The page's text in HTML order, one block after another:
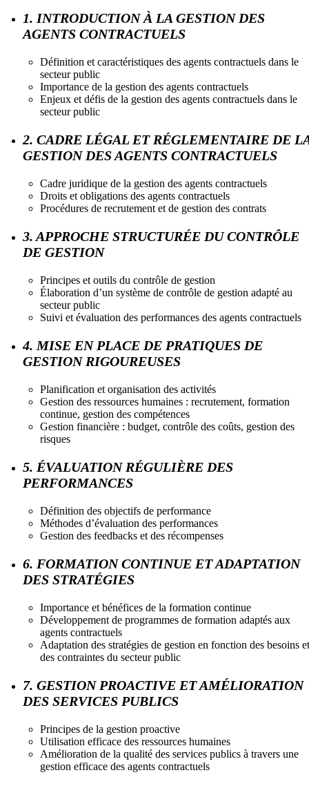
1. INTRODUCTION À LA GESTION DES
AGENTS CONTRACTUELS
Définition et caractéristiques des agents contractuels dans le
secteur public
Importance de la gestion des agents contractuels
Enjeux et défis de la gestion des agents contractuels dans le
secteur public
2. CADRE LÉGAL ET RÉGLEMENTAIRE DE
GESTION DES AGENTS CONTRACTUELS
Cadre juridique de la gestion des agents contractuels
Droits et obligations des agents contractuels
Procédures de recrutement et de gestion des contrats
3. APPROCHE STRUCTURÉE DU CONTRÔLE
DE GESTION
Principes et outils du contrôle de gestion
Élaboration d’un système de contrôle de gestion adapté au
secteur public
Suivi et évaluation des performances des agents contractuels
4. MISE EN PLACE DE PRATIQUES DE
GESTION RIGOUREUSES
Planification et organisation des activités
Gestion des ressources humaines : recrutement, formation
continue, gestion des compétences
Gestion financière : budget, contrôle des coûts, gestion des
risques
5. ÉVALUATION RÉGULIÈRE DES
PERFORMANCES
Définition des objectifs de performance
Méthodes d’évaluation des performances
Gestion des feedbacks et des récompenses
6. FORMATION CONTINUE ET ADAPTATION
DES STRATÉGIES
Importance et bénéfices de la formation continue
Développement de programmes de formation adaptés aux
agents contractuels
Adaptation des stratégies de gestion en fonction des besoins et
des contraintes du secteur public
7. GESTION PROACTIVE ET AMÉLIORATION
DES SERVICES PUBLICS
Principes de la gestion proactive
Utilisation efficace des ressources humaines
Amélioration de la qualité des services publics à travers une
gestion efficace des agents contractuels